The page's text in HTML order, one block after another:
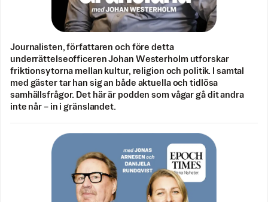
Journalisten, författaren och före detta
underrättelseofficeren Johan Westerholm utforskar
friktionsytorna mellan kultur, religion och politik. I samtal
med gäster tar han sig an både aktuella och tidlösa
samhällsfrågor. Det här är podden som vågar gå dit andra
inte når – in i gränslandet.